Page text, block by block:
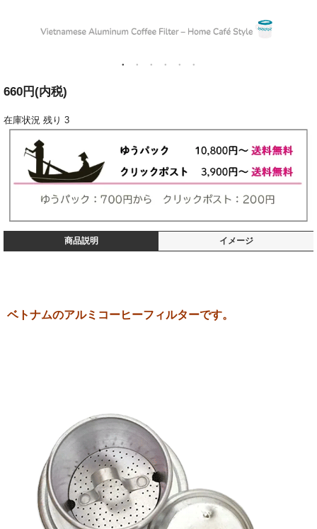
660円(内税)
在庫状況 残り 3
商品説明 イメージ
ベトナムのアルミコーヒーフィルターです。